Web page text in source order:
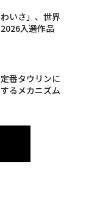
いさ」、世界
入選作品
番タウリンに
るメカニズム